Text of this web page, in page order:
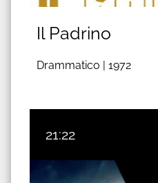
Il Padrino
Drammatico | 1972
21:22